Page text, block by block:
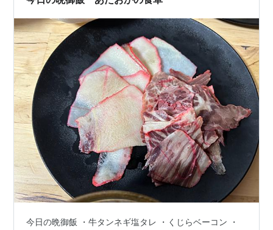
今日の晩御飯 ・牛タンネギ塩タレ ・くじらベーコン ・